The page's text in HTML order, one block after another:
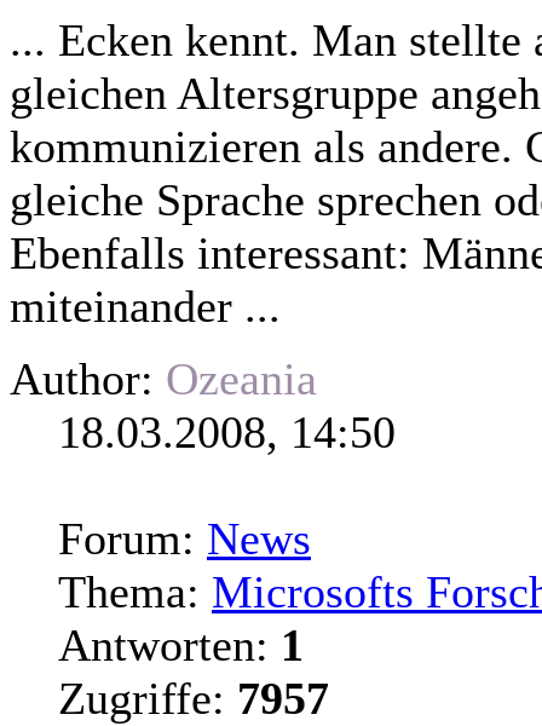
... Ecken kennt. Man stellte
gleichen Altersgruppe
kommunizieren als andere.
gleiche Sprache sprechen
Ebenfalls interessant:
miteinander ...
Author: Ozeania
18.03.2008, 14:50
Forum: News
Thema: Microsofts
Antworten: 1
Zugriffe: 7957